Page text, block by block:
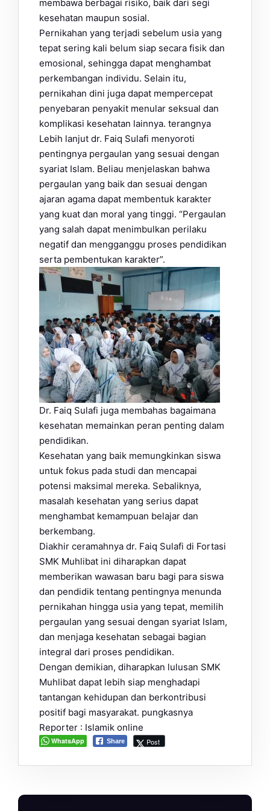
membawa berbagai risiko, baik dari segi
kesehatan maupun sosial.
Pernikahan yang terjadi sebelum usia yang
tepat sering kali belum siap secara fisik dan
emosional, sehingga dapat menghambat
perkembangan individu. Selain itu,
pernikahan dini juga dapat mempercepat
penyebaran penyakit menular seksual dan
komplikasi kesehatan lainnya. terangnya
Lebih lanjut dr. Faiq Sulafi menyoroti
pentingnya pergaulan yang sesuai dengan
syariat Islam. Beliau menjelaskan bahwa
pergaulan yang baik dan sesuai dengan
ajaran agama dapat membentuk karakter
yang kuat dan moral yang tinggi. “Pergaulan
yang salah dapat menimbulkan perilaku
negatif dan mengganggu proses pendidikan
serta pembentukan karakter”.
Dr. Faiq Sulafi juga membahas bagaimana
kesehatan memainkan peran penting dalam
pendidikan.
Kesehatan yang baik memungkinkan siswa
untuk fokus pada studi dan mencapai
potensi maksimal mereka. Sebaliknya,
masalah kesehatan yang serius dapat
menghambat kemampuan belajar dan
berkembang.
Diakhir ceramahnya dr. Faiq Sulafi di Fortasi
SMK Muhlibat ini diharapkan dapat
memberikan wawasan baru bagi para siswa
dan pendidik tentang pentingnya menunda
pernikahan hingga usia yang tepat, memilih
pergaulan yang sesuai dengan syariat Islam,
dan menjaga kesehatan sebagai bagian
integral dari proses pendidikan.
Dengan demikian, diharapkan lulusan SMK
Muhlibat dapat lebih siap menghadapi
tantangan kehidupan dan berkontribusi
positif bagi masyarakat. pungkasnya
Reporter : Islamik online
WhatsApp Share Post